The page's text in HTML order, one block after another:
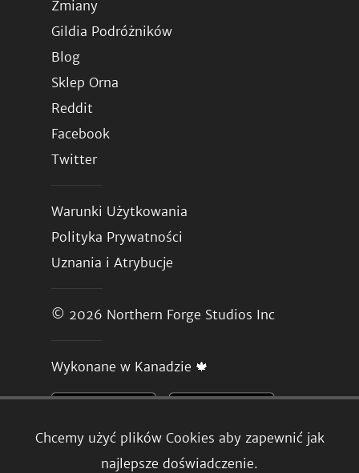
Chcemy użyć plików Cookies aby zapewnić jak
najlepsze doświadczenie.
Zmiany
Gildia Podróżników
Blog
Sklep Orna
Reddit
Facebook
Twitter
Warunki Użytkowania
Polityka Prywatności
Uznania i Atrybucje
© 2026 Northern Forge Studios Inc
Wykonane w Kanadzie 🍁